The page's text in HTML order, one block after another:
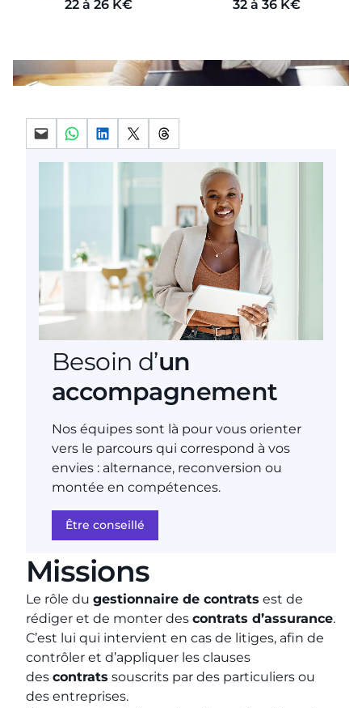
22 à 26 K€
32 à 36 K€
Partager par mail Partager sur WhatsApp
Partager sur LinkedIn
Partager sur X Partager sur Threads
Besoin d’un
accompagnement
Nos équipes sont là pour vous orienter
vers le parcours qui correspond à vos
envies : alternance, reconversion ou
montée en compétences.
Être conseillé
Missions
Le rôle du gestionnaire de contrats est de
rédiger et de monter des contrats d’assurance.
C’est lui qui intervient en cas de litiges, afin de
contrôler et d’appliquer les clauses
des contrats souscrits par des particuliers ou
des entreprises.